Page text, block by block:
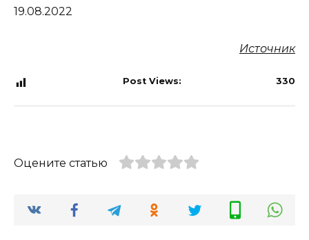
19.08.2022
Источник
Post Views: 330
Оцените статью